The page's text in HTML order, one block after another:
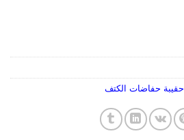
حقيبة حفاضات الكتف